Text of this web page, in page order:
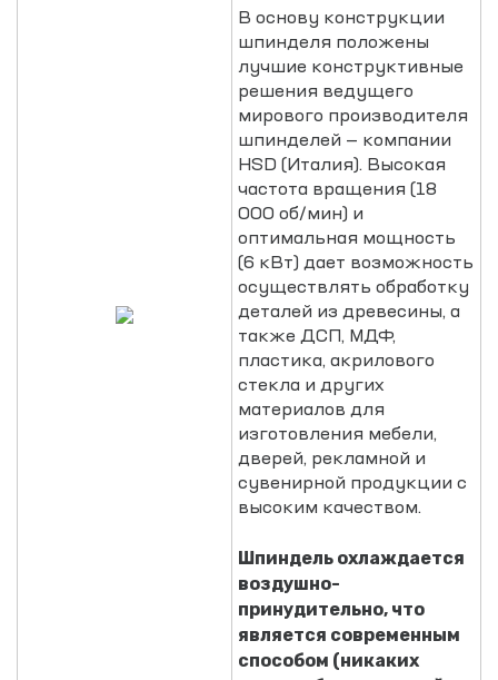
В основу конструкции
шпинделя положены
лучшие конструктивные
решения ведущего
мирового производителя
шпинделей — компании
HSD (Италия). Высокая
частота вращения (18
000 об/мин) и
оптимальная мощность
(6 кВт) дает возможность
осуществлять обработку
деталей из древесины, а
также ДСП, МДФ,
пластика, акрилового
стекла и других
материалов для
изготовления мебели,
дверей, рекламной и
сувенирной продукции с
высоким качеством.
Шпиндель охлаждается
воздушно-
принудительно, что
является современным
способом (никаких